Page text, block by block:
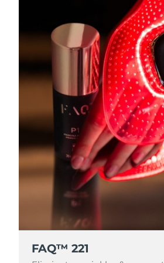
FAQ™ 221
Filipinas
Portugal
Puerto Rico
Reunión
Arabia Saudí